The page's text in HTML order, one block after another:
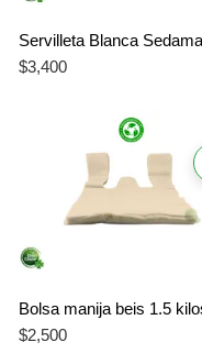
$3,400
$2,500